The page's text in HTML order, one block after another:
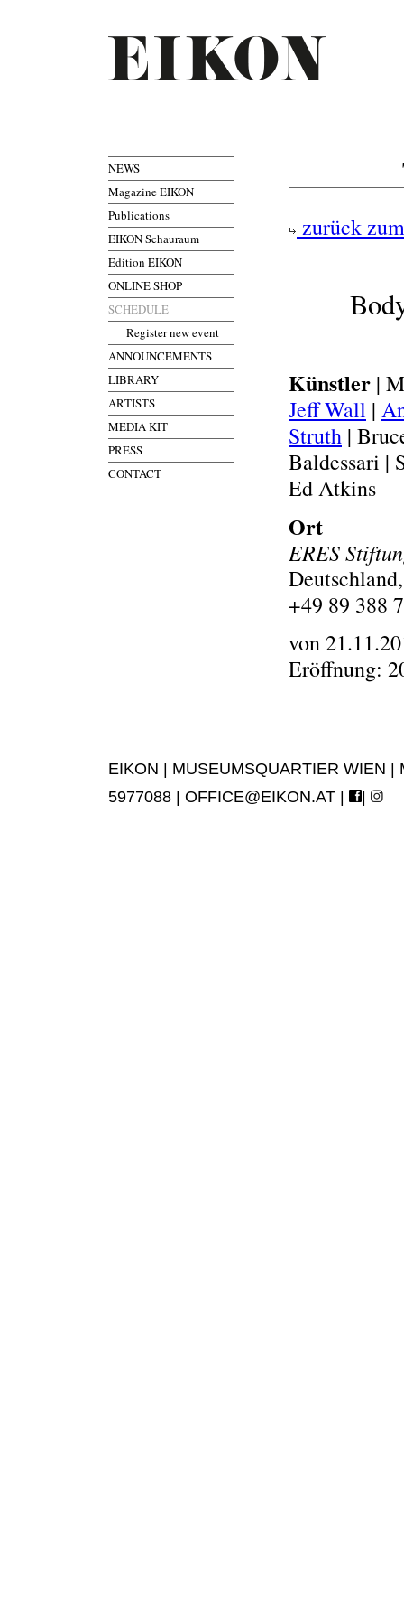
NEWS
Magazine EIKON
Publications
EIKON Schauraum
Edition EIKON
ONLINE SHOP
SCHEDULE
Register new event
ANNOUNCEMENTS
LIBRARY
ARTISTS
MEDIA KIT
PRESS
CONTACT
zurück
Künstler |
Jeff Wall |
Struth |
Baldessari |
Ed Atkins
Ort
ERES
+49 89 388
von
Eröffnung:
EIKON | MUSEUMSQUARTIER WIEN
5977088 | OFFICE@EIKON.AT | |